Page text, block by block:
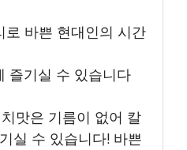
로 바쁜 현대인의 시간
즐기실 수 있습니다
맛은 기름이 없어 칼
실 수 있습니다! 바쁜